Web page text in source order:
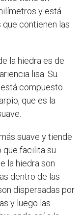
y está
contienen las
la hiedra es de
lisa. Su
compuesto
que es la
suave y tiende
que facilita su
la hiedra son
dentro de las
dispersadas por
y luego las